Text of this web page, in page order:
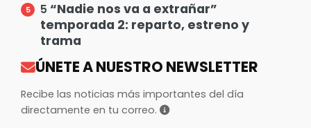
5 “Nadie nos va a extrañar”
temporada 2: reparto, estreno y
trama
ÚNETE A NUESTRO NEWSLETTER
Recibe las noticias más importantes del día
directamente en tu correo.